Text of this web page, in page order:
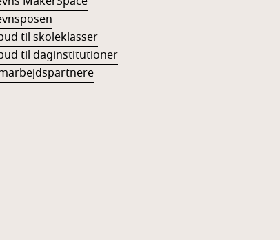
til skoleklasser
til daginstitutioner